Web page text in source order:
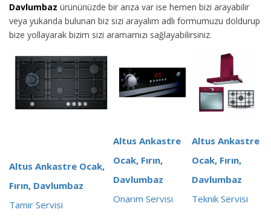
Davlumbaz ürününüzde bir arıza var ise hemen bizi arayabilir
veya yukarıda bulunan biz sizi arayalım adlı formumuzu doldurup
bize yollayarak bizim sizi aramamızı sağlayabilirsiniz.
Altus Ankastre Ocak,
Fırın, Davlumbaz
Tamir Servisi
Altus Ankastre
Ocak, Fırın,
Davlumbaz
Onarım Servisi
Altus Ankastre
Ocak, Fırın,
Davlumbaz
Teknik Servisi